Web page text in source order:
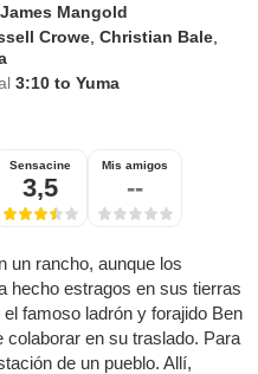
James Mangold
Crowe ,Christian Bale
3:10 to Yuma
Sensacine
3,5
Mis amigos
--
un rancho, aunque los
hecho estragos en sus tierras
famoso ladrón y forajido Ben
en su traslado. Para
de un pueblo. Allí,